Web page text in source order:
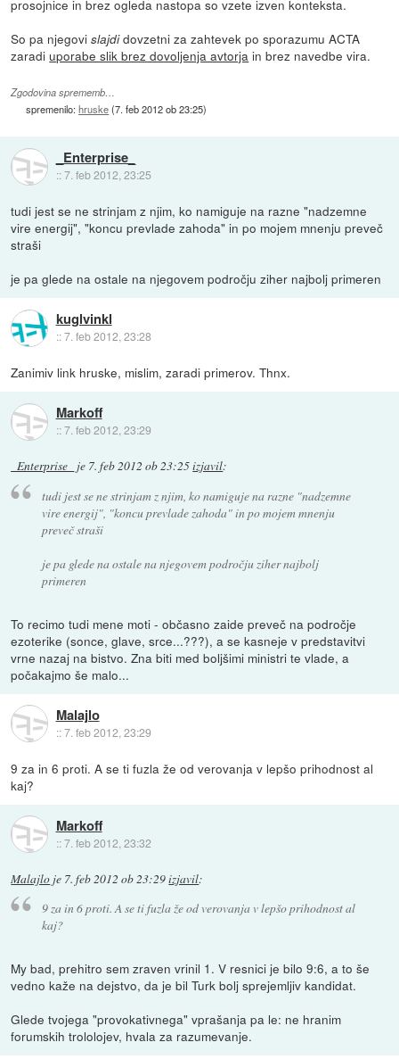
prosojnice in brez ogleda nastopa so vzete izven konteksta.
So pa njegovislajdidovzetni za zahtevek po sporazumu ACTA
zaradiuporabe slik brez dovoljenja avtorja in brez navedbe vira.
Zgodovina sprememb…
spremenilo:hruske(7. feb 2012 ob 23:25)
_Enterprise_
::7. feb 2012, 23:25
tudi jest se ne strinjam z njim, ko namiguje na razne "nadzemne
vire energij", "koncu prevlade zahoda" in po mojem mnenju preveč
straši
je pa glede na ostale na njegovem področju ziher najbolj primeren
kuglvinkl
::7. feb 2012, 23:28
Zanimiv link hruske, mislim, zaradi primerov. Thnx.
Markoff
::7. feb 2012, 23:29
_Enterprise_ je 7. feb 2012 ob 23:25izjavil:
tudi jest se ne strinjam z njim, ko namiguje na razne "nadzemne
vire energij", "koncu prevlade zahoda" in po mojem mnenju
preveč straši
je pa glede na ostale na njegovem področju ziher najbolj
primeren
To recimo tudi mene moti - občasno zaide preveč na področje
ezoterike (sonce, glave, srce...???), a se kasneje v predstavitvi
vrne nazaj na bistvo. Zna biti med boljšimi ministri te vlade, a
počakajmo še malo...
Malajlo
::7. feb 2012, 23:29
9 za in 6 proti. A se ti fuzla že od verovanja v lepšo prihodnost al
kaj?
Markoff
::7. feb 2012, 23:32
Malajlo je 7. feb 2012 ob 23:29izjavil:
9 za in 6 proti. A se ti fuzla že od verovanja v lepšo prihodnost al
kaj?
My bad, prehitro sem zraven vrinil 1. V resnici je bilo 9:6, a to še
vedno kaže na dejstvo, da je bil Turk bolj sprejemljiv kandidat.
Glede tvojega "provokativnega" vprašanja pa le: ne hranim
forumskih trololojev, hvala za razumevanje.